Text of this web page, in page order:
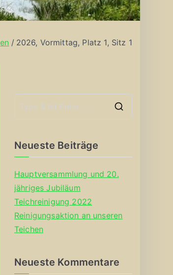
2026, Vormittag, Platz 1, Sitz 1
Neueste Beiträge
Hauptversammlung und 20.
jähriges Jubiläum
Teichreinigung 2022
Reinigungsaktion an unseren
Teichen
Neueste Kommentare